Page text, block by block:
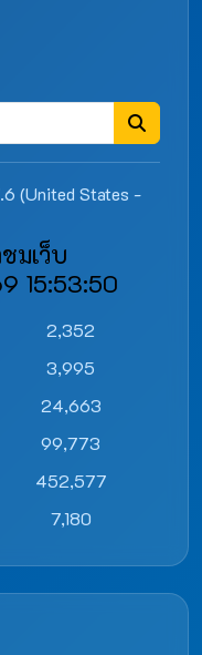
(United States -
มเว็บ
15:53:50
2,352
3,995
24,663
99,773
452,577
7,180